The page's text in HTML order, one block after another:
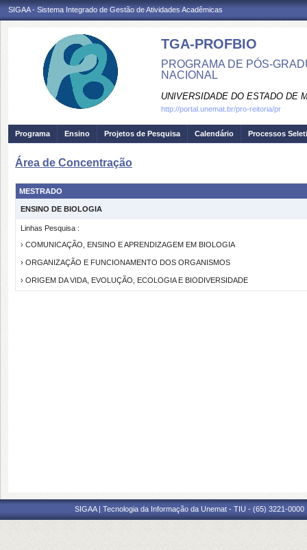
SIGAA - Sistema Integrado de Gestão de Atividades Acadêmicas
TGA-PROFBIO
PROGRAMA DE PÓS-
NACIONAL
UNIVERSIDADE DO ESTADO DE
http://portal.unemat.br/pro-reitoria/pr
Programa Ensino Projetos de Pesquisa Calendário Processos
Área de Concentração
MESTRADO
ENSINO DE BIOLOGIA
Linhas Pesquisa :
› COMUNICAÇÃO, ENSINO E APRENDIZAGEM EM BIOLOGIA
› ORGANIZAÇÃO E FUNCIONAMENTO DOS ORGANISMOS
› ORIGEM DA VIDA, EVOLUÇÃO, ECOLOGIA E BIODIVERSIDADE
SIGAA | Tecnologia da Informação da Unemat - TIU - (65) 3221-